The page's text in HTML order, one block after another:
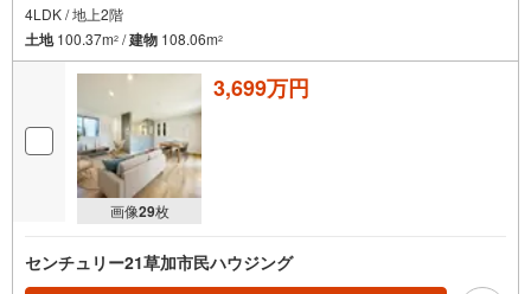
4LDK / 地上2階
土地100.37m2 /建物 108.06m2
画像29枚
3,699万円
センチュリー21草加市民ハウジング